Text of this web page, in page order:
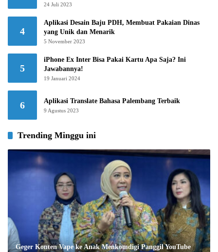
24 Juli 2023
4
Aplikasi Desain Baju PDH, Membuat Pakaian Dinas
yang Unik dan Menarik
5 November 2023
5
iPhone Ex Inter Bisa Pakai Kartu Apa Saja? Ini
Jawabannya!
19 Januari 2024
6 Aplikasi Translate Bahasa Palembang Terbaik
9 Agustus 2023
Trending Minggu ini
Geger Konten Vape ke Anak Menkomdigi Panggil YouTube